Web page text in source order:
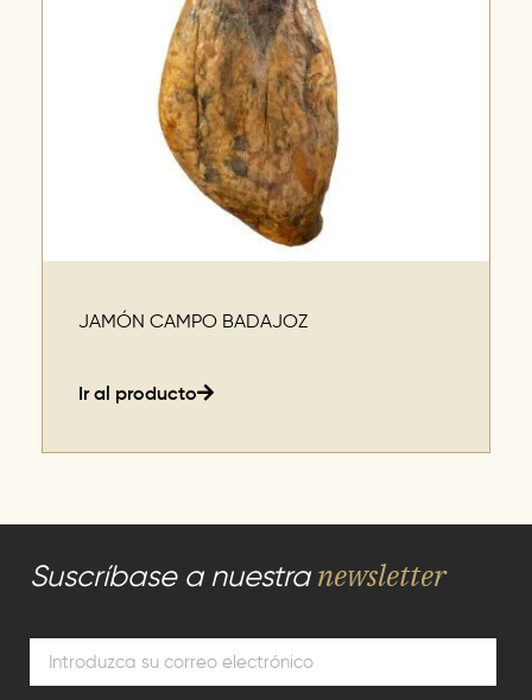
JAMÓN CAMPO BADAJOZ
Ir al producto
Suscríbase a nuestra newsletter